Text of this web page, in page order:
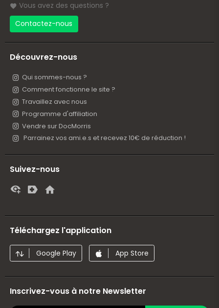
Vous avez des questions ?
Contactez-nous
Découvrez-nous
Qui sommes-nous ?
Comment fonctionne le site ?
Travaillez avec nous
Programme d'affiliation
Vendre sur DocMorris
Parrainez vos ami.e.s et recevez 10€ de réduction !
Suivez-nous
Téléchargez l'application
Google Play App Store
Inscrivez-vous à notre Newsletter